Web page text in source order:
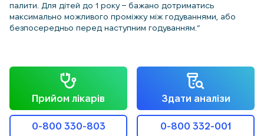
палити. Для дітей до 1 року – бажано дотриматись
максимально можливого проміжку між годуваннями, або
безпосередньо перед наступним годуванням.”
Прийом лікарів Здати аналізи
0-800 330-803 0-800 332-001